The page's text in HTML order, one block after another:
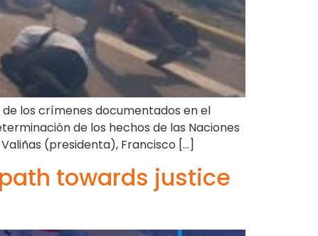
los crímenes documentados en el
de los hechos de las Naciones
(presidenta), Francisco […]
towards justice